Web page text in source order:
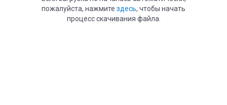
пожалуйста, нажмите здесь, чтобы начать
процесс скачивания файла.